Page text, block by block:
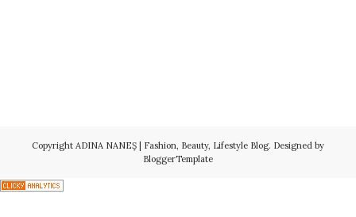
Copyright ADINA NANEŞ | Fashion, Beauty, Lifestyle Blog. Designed by
BloggerTemplate